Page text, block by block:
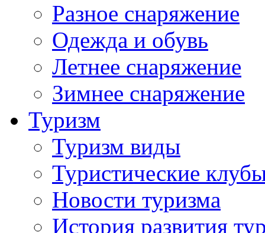
Разное снаряжение
Одежда и обувь
Летнее снаряжение
Зимнее снаряжение
Туризм
Туризм виды
Туристические
Новости туризма
История развития